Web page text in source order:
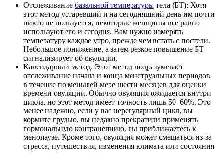
Отслеживание базальной температуры тела (БT): Хотя
этот метод устаревший и на сегодняшний день им почти
никто не пользуется, некоторые женщины все равно
используют его и сегодня. Вам нужно измерять
температуру каждое утро, прежде чем встать с постели.
Небольшое понижение, а затем резкое повышение БT
сигнализирует об овуляции.
Календарный метод: Этот метод подразумевает
отслеживание начала и конца менструальных периодов
в течение по меньшей мере шести месяцев для оценки
времени овуляции. Обычно овуляция ожидается внутри
цикла, но этот метод имеет точность лишь 50–60%. Это
менее надежно, если у вас нерегулярный цикл, вы
кормите грудью, вы недавно прекратили применять
гормональную контрацепцию, вы приближаетесь к
менопаузе. Кроме того, овуляция может смещаться из-за
стресса, путешествия, изменения климата или состояния